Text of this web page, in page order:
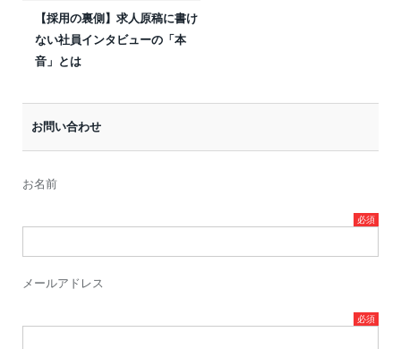
【採用の裏側】求人原稿に書け
ない社員インタビューの「本
音」とは
お問い合わせ
お名前
メールアドレス